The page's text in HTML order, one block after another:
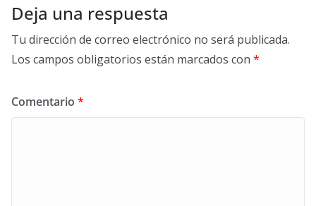
Deja una respuesta
Tu dirección de correo electrónico no será publicada.
Los campos obligatorios están marcados con *
Comentario *